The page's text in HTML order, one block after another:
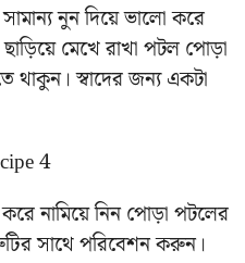
নুন দিয়ে ভালো করে
মেখে রাখা পটল পোড়া
স্বাদের জন্য একটা
নামিয়ে নিন পোড়া পটলের
সাথে পরিবেশন করুন।